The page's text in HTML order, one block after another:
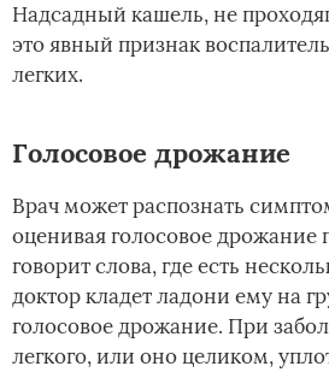
Надсадный кашель, не
это явный признак
легких.
Голосовое дрожание
Врач может распознать
оценивая голосовое дрожание
говорит слова, где есть
доктор кладет ладони ему на
голосовое дрожание. При
легкого, или оно целиком,